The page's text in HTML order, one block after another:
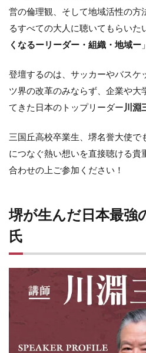
営の倫理観、そして地域活性の方
るすべての大人に聴いてもらいた
くなるーリーダー・組織・地域ー
登壇するのは、サッカーやバスケ
ツ界の改革のみならず、企業や大
てきた日本のトップリーダー 川淵
三国丘高校卒業生、堺名誉大使で
につなぐ熱い想いを直接聴ける貴
合わせの上ご参加ください！
堺が生んだ日本最強
氏